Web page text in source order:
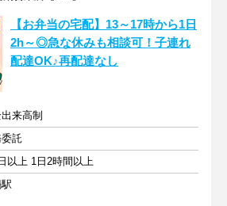
【お弁当の宅配】13～17時から1日
2h～◎急な休みも相談可！子連れ
配達OK♪再配達なし
来高制
託
以上 1日2時間以上